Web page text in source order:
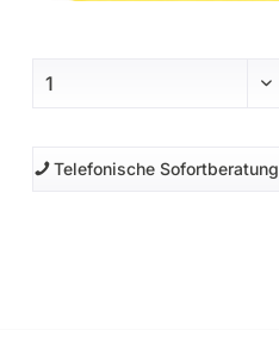
Telefonische Sofortberatung